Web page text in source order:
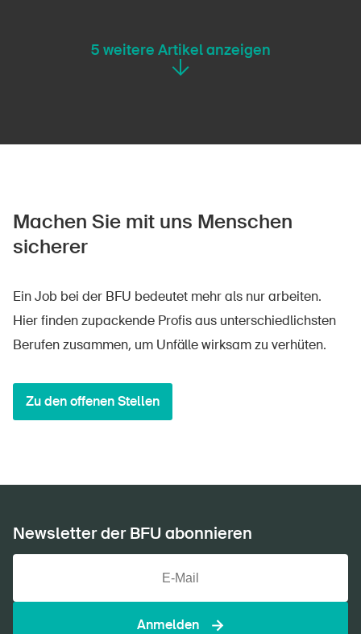
5 weitere Artikel anzeigen
Machen Sie mit uns Menschen
sicherer
Ein Job bei der BFU bedeutet mehr als nur arbeiten.
Hier finden zupackende Profis aus unterschiedlichsten
Berufen zusammen, um Unfälle wirksam zu verhüten.
Zu den offenen Stellen
Newsletter der BFU abonnieren
Anmelden